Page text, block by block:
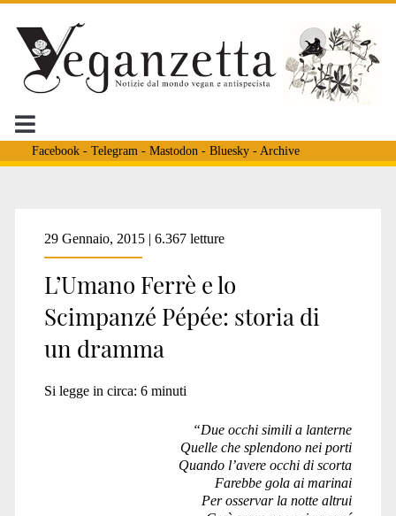
Facebook- Telegram - Mastodon - Bluesky- Archive
Tag:
<span>ada
carcione</span>
29 Gennaio, 2015 | 6.367 letture
L’Umano Ferrè e lo
Scimpanzé Pépée: storia di
un dramma
Si legge in circa: 6 minuti
“Due occhi simili a lanterne
Quelle che splendono nei porti
Quando l’avere occhi di scorta
Farebbe gola ai marinai
Per osservar la notte altrui